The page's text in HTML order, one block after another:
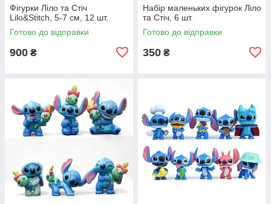
Фігурки Ліло та Стіч
Lilo&Stitch, 5-7 см, 12 шт.
Готово до відправки
900 ₴
Набір маленьких фігурок Ліло
та Стіч, 6 шт.
Готово до відправки
350 ₴